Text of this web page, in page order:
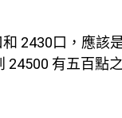
2430口，應該
24500 有五百點